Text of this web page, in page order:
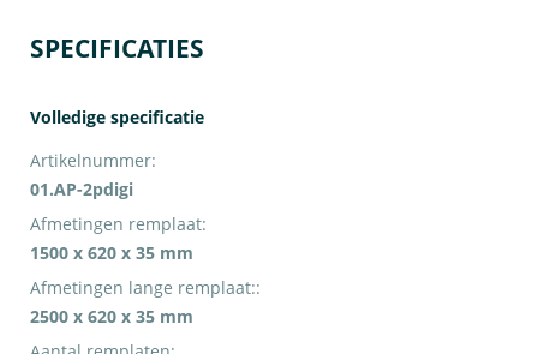
SPECIFICATIES
Volledige specificatie
Artikelnummer:
01.AP-2pdigi
Afmetingen remplaat:
1500 x 620 x 35 mm
Afmetingen lange remplaat::
2500 x 620 x 35 mm